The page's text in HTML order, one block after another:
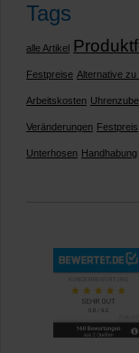
Tags
alle Artikel
Festpreise Alternative zu
Arbeitskosten
Veränderungen Festpreis
Unterhosen Handhabung